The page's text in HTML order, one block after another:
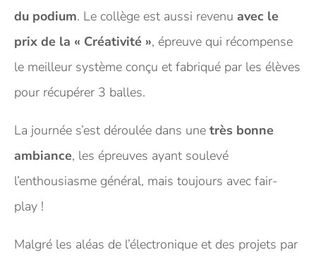
du podium. Le collège est aussi revenu avec le
prix de la « Créativité », épreuve qui récompense
le meilleur système conçu et fabriqué par les élèves
pour récupérer 3 balles.
La journée s’est déroulée dans une très bonne
ambiance, les épreuves ayant soulevé
l’enthousiasme général, mais toujours avec fair-
play !
Malgré les aléas de l’électronique et des projets par